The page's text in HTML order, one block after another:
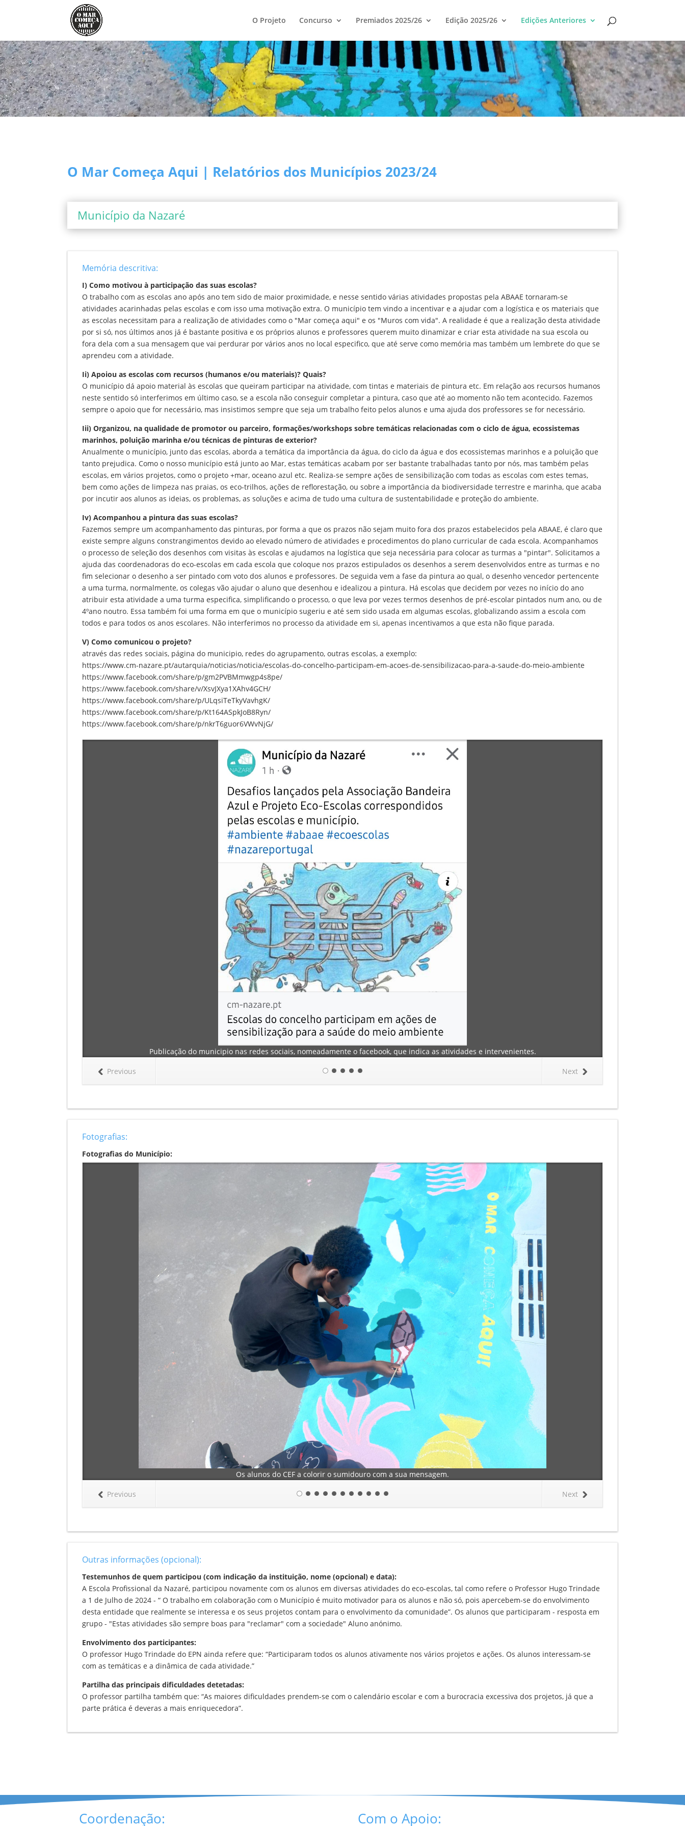
O Projeto Concurso Premiados 2025/26 Edição 2025/26 Edições Anteriores
O Mar Começa Aqui | Relatórios dos Municípios 2023/24
Município da Nazaré
Memória descritiva:
I) Como motivou à participação das suas escolas?
O trabalho com as escolas ano após ano tem sido de maior proximidade, e nesse sentido várias atividades propostas pela ABAAE tornaram-se
atividades acarinhadas pelas escolas e com isso uma motivação extra. O município tem vindo a incentivar e a ajudar com a logística e os materiais que
as escolas necessitam para a realização de atividades como o "Mar começa aqui" e os "Muros com vida". A realidade é que a realização desta atividade
por si só, nos últimos anos já é bastante positiva e os próprios alunos e professores querem muito dinamizar e criar esta atividade na sua escola ou
fora dela com a sua mensagem que vai perdurar por vários anos no local especifico, que até serve como memória mas também um lembrete do que se
aprendeu com a atividade.
Ii) Apoiou as escolas com recursos (humanos e/ou materiais)? Quais?
O município dá apoio material às escolas que queiram participar na atividade, com tintas e materiais de pintura etc. Em relação aos recursos humanos
neste sentido só interferimos em último caso, se a escola não conseguir completar a pintura, caso que até ao momento não tem acontecido. Fazemos
sempre o apoio que for necessário, mas insistimos sempre que seja um trabalho feito pelos alunos e uma ajuda dos professores se for necessário.
Iii) Organizou, na qualidade de promotor ou parceiro, formações/workshops sobre temáticas relacionadas com o ciclo de água, ecossistemas
marinhos, poluição marinha e/ou técnicas de pinturas de exterior?
Anualmente o município, junto das escolas, aborda a temática da importância da água, do ciclo da água e dos ecossistemas marinhos e a poluição que
tanto prejudica. Como o nosso município está junto ao Mar, estas temáticas acabam por ser bastante trabalhadas tanto por nós, mas também pelas
escolas, em vários projetos, como o projeto +mar, oceano azul etc. Realiza-se sempre ações de sensibilização com todas as escolas com estes temas,
bem como ações de limpeza nas praias, os eco-trilhos, ações de reflorestação, ou sobre a importância da biodiversidade terrestre e marinha, que acaba
por incutir aos alunos as ideias, os problemas, as soluções e acima de tudo uma cultura de sustentabilidade e proteção do ambiente.
Iv) Acompanhou a pintura das suas escolas?
Fazemos sempre um acompanhamento das pinturas, por forma a que os prazos não sejam muito fora dos prazos estabelecidos pela ABAAE, é claro que
existe sempre alguns constrangimentos devido ao elevado número de atividades e procedimentos do plano curricular de cada escola. Acompanhamos
o processo de seleção dos desenhos com visitas às escolas e ajudamos na logística que seja necessária para colocar as turmas a "pintar". Solicitamos a
ajuda das coordenadoras do eco-escolas em cada escola que coloque nos prazos estipulados os desenhos a serem desenvolvidos entre as turmas e no
fim selecionar o desenho a ser pintado com voto dos alunos e professores. De seguida vem a fase da pintura ao qual, o desenho vencedor pertencente
a uma turma, normalmente, os colegas vão ajudar o aluno que desenhou e idealizou a pintura. Há escolas que decidem por vezes no início do ano
atribuir esta atividade a uma turma especifica, simplificando o processo, o que leva por vezes termos desenhos de pré-escolar pintados num ano, ou de
4ºano noutro. Essa também foi uma forma em que o município sugeriu e até sem sido usada em algumas escolas, globalizando assim a escola com
todos e para todos os anos escolares. Não interferimos no processo da atividade em si, apenas incentivamos a que esta não fique parada.
V) Como comunicou o projeto?
através das redes sociais, página do municipio, redes do agrupamento, outras escolas, a exemplo:
https://www.cm-nazare.pt/autarquia/noticias/noticia/escolas-do-concelho-participam-em-acoes-de-sensibilizacao-para-a-saude-do-meio-ambiente
https://www.facebook.com/share/p/gm2PVBMmwgp4s8pe/
https://www.facebook.com/share/v/XsvJXya1XAhv4GCH/
https://www.facebook.com/share/p/ULqsiTeTkyVavhgK/
https://www.facebook.com/share/p/Kt164ASpkJoB8Ryn/
https://www.facebook.com/share/p/nkrT6guor6VWvNjG/
Publicação do municipio nas redes sociais, nomeadamente o facebook, que indica as atividades e intervenientes.
Next
Previous
Fotografias:
Fotografias do Município:
Os alunos do CEF a colorir o sumidouro com a sua mensagem.
Next
Previous
Outras informações (opcional):
Testemunhos de quem participou (com indicação da instituição, nome (opcional) e data):
A Escola Profissional da Nazaré, participou novamente com os alunos em diversas atividades do eco-escolas, tal como refere o Professor Hugo Trindade
a 1 de Julho de 2024 - “ O trabalho em colaboração com o Município é muito motivador para os alunos e não só, pois apercebem-se do envolvimento
desta entidade que realmente se interessa e os seus projetos contam para o envolvimento da comunidade”. Os alunos que participaram - resposta em
grupo - "Estas atividades são sempre boas para "reclamar" com a sociedade" Aluno anónimo.
Envolvimento dos participantes:
O professor Hugo Trindade do EPN ainda refere que: “Participaram todos os alunos ativamente nos vários projetos e ações. Os alunos interessam-se
com as temáticas e a dinâmica de cada atividade.”
Partilha das principais dificuldades detetadas:
O professor partilha também que: “As maiores dificuldades prendem-se com o calendário escolar e com a burocracia excessiva dos projetos, já que a
parte prática é deveras a mais enriquecedora”.
Coordenação: Com o Apoio: